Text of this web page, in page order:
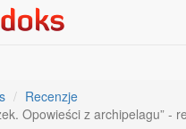
Recenzje
Opowieści z archipelagu” -